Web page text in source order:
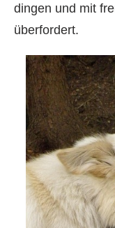
dingen und mit
überfordert.